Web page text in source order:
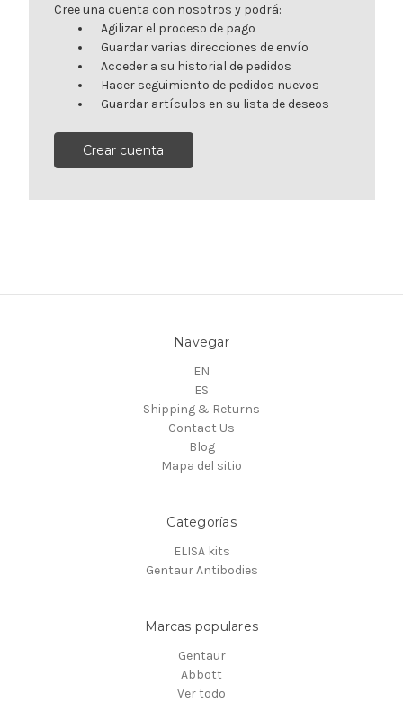
Cree una cuenta con nosotros y podrá:
Agilizar el proceso de pago
Guardar varias direcciones de envío
Acceder a su historial de pedidos
Hacer seguimiento de pedidos nuevos
Guardar artículos en su lista de deseos
Crear cuenta
Navegar
EN
ES
Shipping & Returns
Contact Us
Blog
Mapa del sitio
Categorías
ELISA kits
Gentaur Antibodies
Marcas populares
Gentaur
Abbott
Ver todo